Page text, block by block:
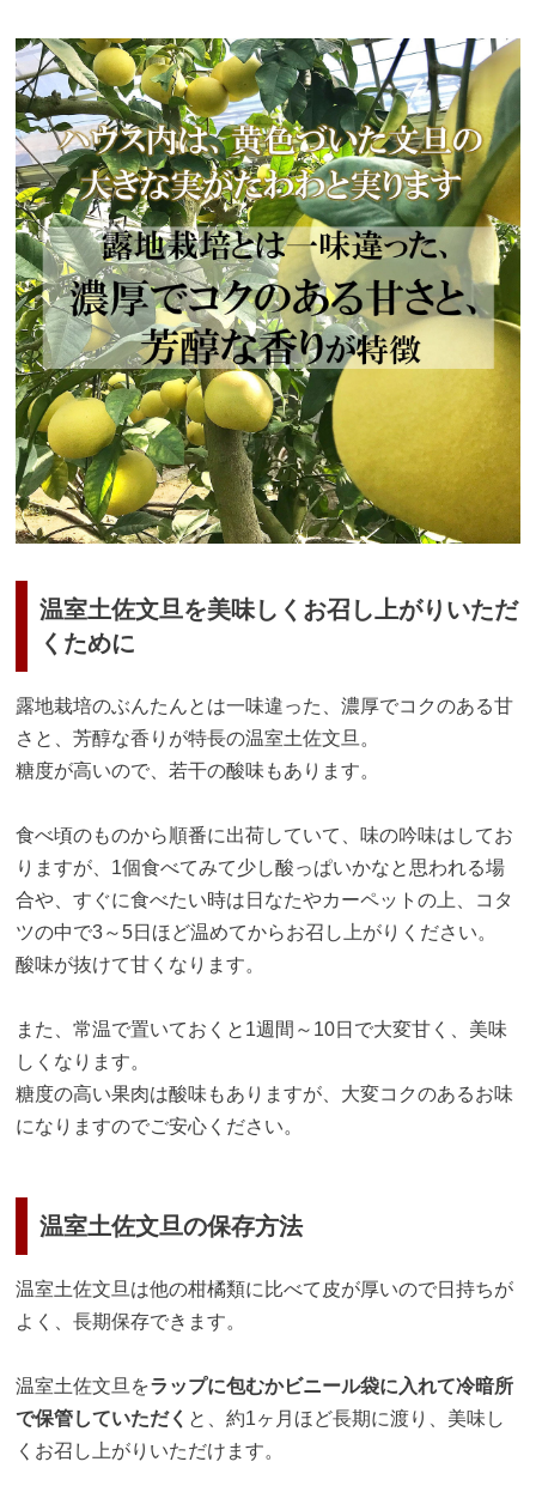
温室土佐文旦を美味しくお召し上がりいただ
くために
露地栽培のぶんたんとは一味違った、濃厚でコクのある甘
さと、芳醇な香りが特長の温室土佐文旦。
糖度が高いので、若干の酸味もあります。
食べ頃のものから順番に出荷していて、味の吟味はしてお
りますが、1個食べてみて少し酸っぱいかなと思われる場
合や、すぐに食べたい時は日なたやカーペットの上、コタ
ツの中で3～5日ほど温めてからお召し上がりください。
酸味が抜けて甘くなります。
また、常温で置いておくと1週間～10日で大変甘く、美味
しくなります。
糖度の高い果肉は酸味もありますが、大変コクのあるお味
になりますのでご安心ください。
温室土佐文旦の保存方法
温室土佐文旦は他の柑橘類に比べて皮が厚いので日持ちが
よく、長期保存できます。
温室土佐文旦をラップに包むかビニール袋に入れて冷暗所
で保管していただく と、約1ヶ月ほど長期に渡り、美味し
くお召し上がりいただけます。